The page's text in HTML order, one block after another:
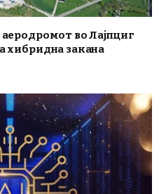
во Лајпциг
хибридна закана